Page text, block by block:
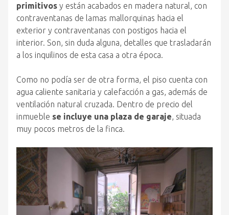
primitivos y están acabados en madera natural, con
contraventanas de lamas mallorquinas hacia el
exterior y contraventanas con postigos hacia el
interior. Son, sin duda alguna, detalles que trasladarán
a los inquilinos de esta casa a otra época.
Como no podía ser de otra forma, el piso cuenta con
agua caliente sanitaria y calefacción a gas, además de
ventilación natural cruzada. Dentro de precio del
inmueble se incluye una plaza de garaje, situada
muy pocos metros de la finca.